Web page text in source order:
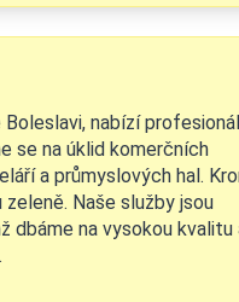
nabízí
se na úklid komerčních
a průmyslových hal.
Naše služby jsou
dbáme na vysokou kvalitu